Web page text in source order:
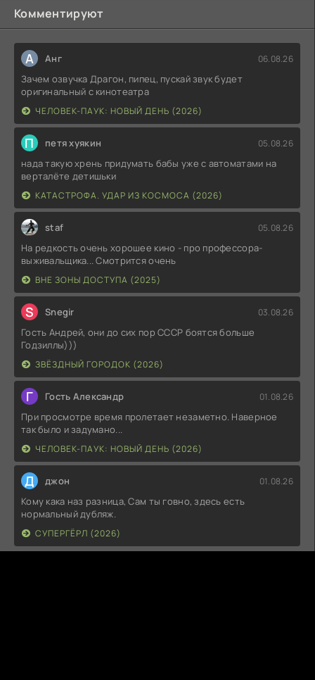
Комментируют
А Анг 06.08.26
Зачем озвучка Драгон, пипец, пускай звук будет
оригинальный с кинотеатра
ЧЕЛОВЕК-ПАУК: НОВЫЙ ДЕНЬ (2026)
П петя хуякин 05.08.26
нада такую хрень придумать бабы уже с автоматами на
верталёте детишьки
КАТАСТРОФА. УДАР ИЗ КОСМОСА (2026)
staf 05.08.26
На редкость очень хорошее кино - про профессора-
выживальщика... Смотрится очень
ВНЕ ЗОНЫ ДОСТУПА (2025)
S Snegir 03.08.26
Гость Андрей, они до сих пор СССР боятся больше
Годзиллы)))
ЗВЁЗДНЫЙ ГОРОДОК (2026)
Г Гость Александр 01.08.26
При просмотре время пролетает незаметно. Наверное
так было и задумано...
ЧЕЛОВЕК-ПАУК: НОВЫЙ ДЕНЬ (2026)
Д джон 01.08.26
Кому кака наз разница, Сам ты говно, здесь есть
нормальный дубляж.
СУПЕРГЁРЛ (2026)